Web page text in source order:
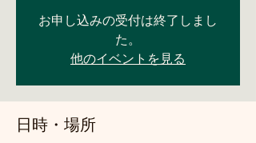
お申し込みの受付は終了しまし
た。
他のイベントを見る
日時・場所